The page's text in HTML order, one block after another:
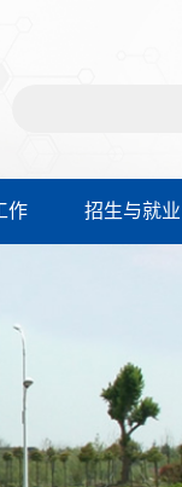
作 招生与就业